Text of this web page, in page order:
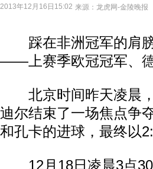
2013年12月16日15:02 来源： 龙虎网-金陵晚报
踩在非洲冠军的肩膀
——上赛季欧冠冠军、
北京时间昨天凌晨，
迪尔结束了一场焦点争
和孔卡的进球，最终以
12月18日凌晨3点30